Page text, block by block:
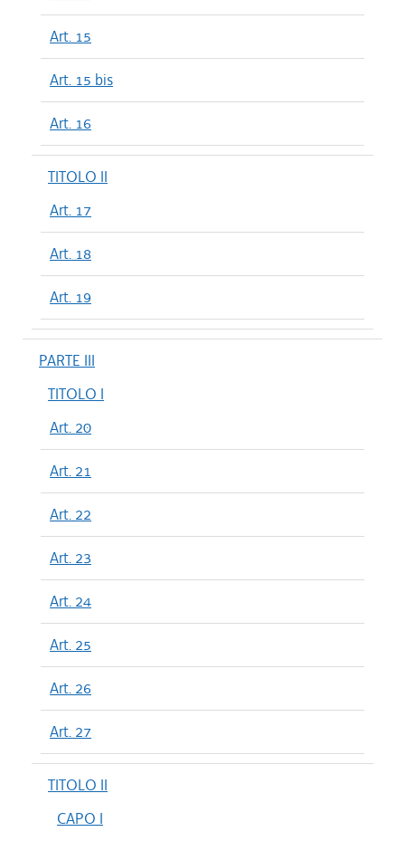
Art. 15
Art. 15 bis
Art. 16
TITOLO II
Art. 17
Art. 18
Art. 19
PARTE III
TITOLO I
Art. 20
Art. 21
Art. 22
Art. 23
Art. 24
Art. 25
Art. 26
Art. 27
TITOLO II
CAPO I